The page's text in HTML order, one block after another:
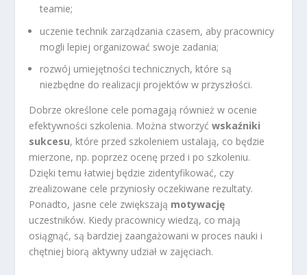
teamie;
uczenie technik zarządzania czasem, aby pracownicy
mogli lepiej organizować swoje zadania;
rozwój umiejętności technicznych, które są
niezbędne do realizacji projektów w przyszłości.
Dobrze określone cele pomagają również w ocenie
efektywności szkolenia. Można stworzyćwskaźniki
sukcesu, które przed szkoleniem ustalają, co będzie
mierzone, np. poprzez ocenę przed i po szkoleniu.
Dzięki temu łatwiej będzie zidentyfikować, czy
zrealizowane cele przyniosły oczekiwane rezultaty.
Ponadto, jasne cele zwiększają motywację
uczestników. Kiedy pracownicy wiedzą, co mają
osiągnąć, są bardziej zaangażowani w proces nauki i
chętniej biorą aktywny udział w zajęciach.